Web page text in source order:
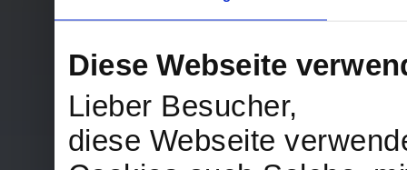
Diese Webseite
Lieber Besucher,
diese Webseite